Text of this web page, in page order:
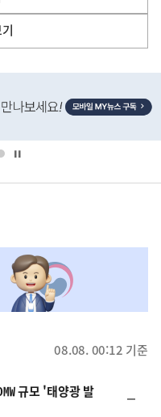
08.08. 00:12 기준
규모 '태양광 발